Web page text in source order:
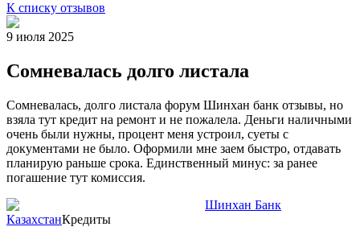
К списку отзывов
9 июля 2025
Сомневалась долго листала
Сомневалась, долго листала форум Шинхан банк отзывы, но
взяла тут кредит на ремонт и не пожалела. Деньги наличными
очень были нужны, процент меня устроил, суеты с
документами не было. Оформили мне заем быстро, отдавать
планирую раньше срока. Единственный минус: за ранее
погашение тут комиссия.
Шинхан Банк
КазахстанКредиты